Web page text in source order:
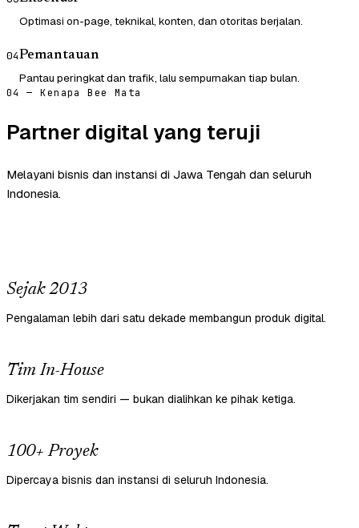
Optimasi on-page, teknikal, konten, dan otoritas berjalan.
04Pemantauan
Pantau peringkat dan trafik, lalu sempurnakan tiap bulan.
04 — Kenapa Bee Mata
Partner digital yang teruji
Melayani bisnis dan instansi di Jawa Tengah dan seluruh
Indonesia.
Sejak 2013
Pengalaman lebih dari satu dekade membangun produk digital.
Tim In-House
Dikerjakan tim sendiri — bukan dialihkan ke pihak ketiga.
100+ Proyek
Dipercaya bisnis dan instansi di seluruh Indonesia.